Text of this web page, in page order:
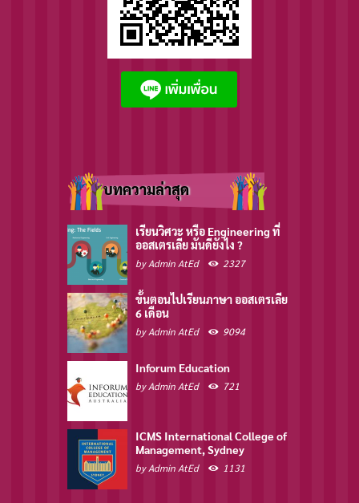
บทความล่าสุด
เรียนวิศวะ หรือ Engineering ที่
ออสเตรเลีย มันดียังไง ?
byAdmin AtEd 2327
ขั้นตอนไปเรียนภาษา ออสเตรเลีย
6 เดือน
byAdmin AtEd 9094
Inforum Education
byAdmin AtEd 721
ICMS International College of
Management, Sydney
byAdmin AtEd 1131